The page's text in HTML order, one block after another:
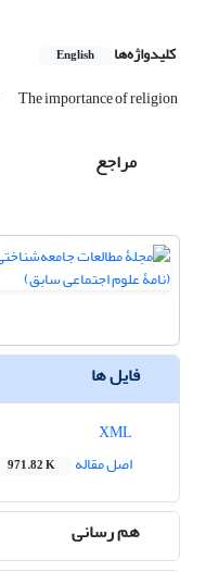
کلیدواژه‌ها English
The importance of religion
مراجع
فایل ها
اصل مقاله
971.82 K
هم رسانی